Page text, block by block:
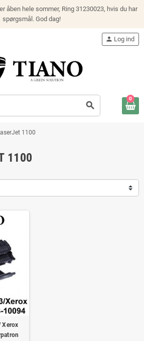
åben hele sommer, Ring 31230023, hvis du har
spørgsmål. God dag!
search
person Log ind
0
1100
1100
Xerox